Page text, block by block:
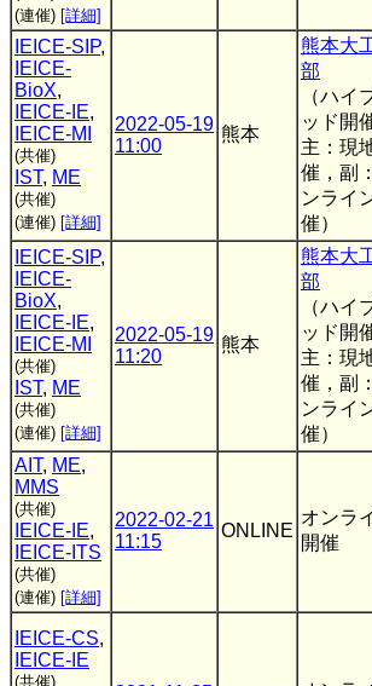
(連催) [詳細]
IEICE-SIP,
IEICE-
BioX,
IEICE-IE,
IEICE-MI
(共催)
IST, ME
(共催)
(連催) [詳細]
2022-05-19
11:00
熊本
熊本大
部
（ハイ
ッド開
主：現
催，副
ンライ
催）
IEICE-SIP,
IEICE-
BioX,
IEICE-IE,
IEICE-MI
(共催)
IST, ME
(共催)
(連催) [詳細]
2022-05-19
11:20
熊本
熊本大
部
（ハイ
ッド開
主：現
催，副
ンライ
催）
AIT, ME,
MMS
(共催)
IEICE-IE,
IEICE-ITS
(共催)
(連催) [詳細]
2022-02-21
11:15
ONLINE
オンラ
開催
IEICE-CS,
IEICE-IE
(共催)